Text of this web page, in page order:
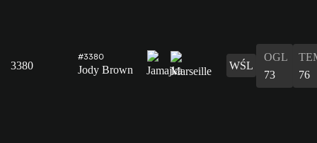
3380
#3380
Jody Brown WŚL
OGL
73
76